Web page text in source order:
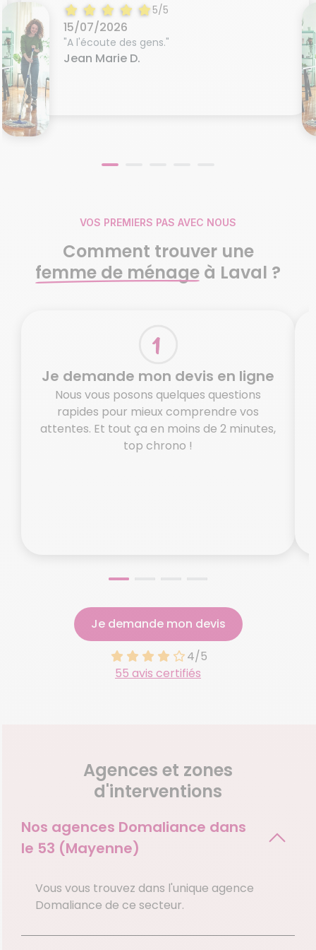
5/5
15/07/2026
"A l'écoute des gens."
Jean Marie D.
VOS PREMIERS PAS AVEC NOUS
Comment trouver une
femme de ménage à Laval ?
Je demande mon devis en ligne
Nous vous posons quelques questions
rapides pour mieux comprendre vos
attentes. Et tout ça en moins de 2 minutes,
top chrono !
Je demande mon devis
4/5
55 avis certifiés
Agences et zones
d'interventions
Nos agences Domaliance dans
le 53 (Mayenne)
Vous vous trouvez dans l'unique agence
Domaliance de ce secteur.